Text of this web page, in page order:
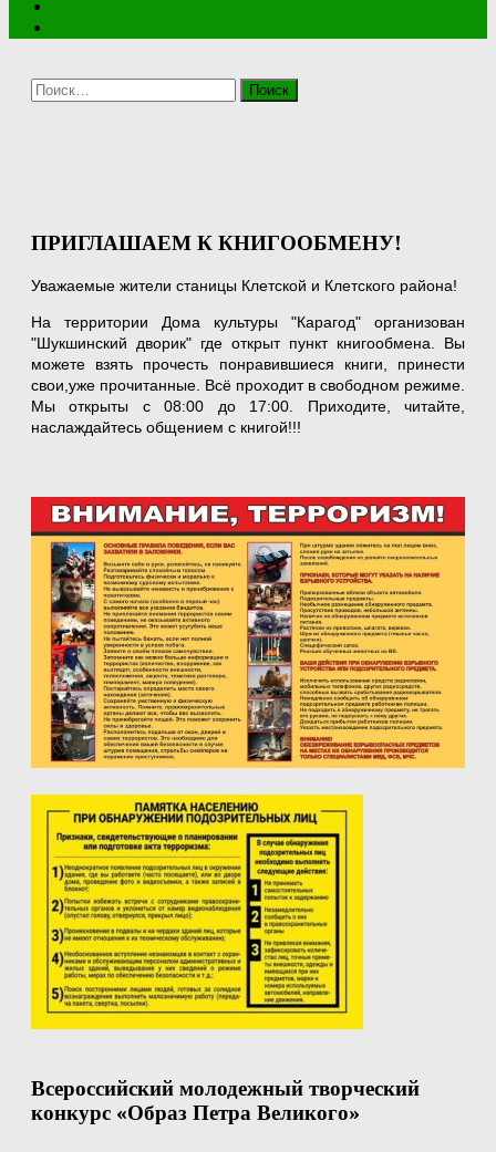
Найти:
ПРИГЛАШАЕМ К КНИГООБМЕНУ!
Уважаемые жители станицы Клетской и Клетского района!
На территории Дома культуры "Карагод" организован
"Шукшинский дворик" где открыт пункт книгообмена. Вы
можете взять прочесть понравившиеся книги, принести
свои,уже прочитанные. Всё проходит в свободном режиме.
Мы открыты с 08:00 до 17:00. Приходите, читайте,
наслаждайтесь общением с книгой!!!
Всероссийский молодежный творческий
конкурс «Образ Петра Великого»